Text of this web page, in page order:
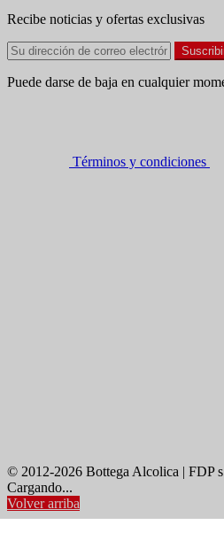
Recibe noticias y ofertas exclusivas
Puede darse de baja en cualquier
Términos y condiciones
© 2012-2026 Bottega Alcolica | FDP
Cargando...
Volver arriba